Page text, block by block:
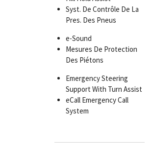
Syst. De Contrôle De La
Pres. Des Pneus
e-Sound
Mesures De Protection
Des Piétons
Emergency Steering
Support With Turn Assist
eCall Emergency Call
System